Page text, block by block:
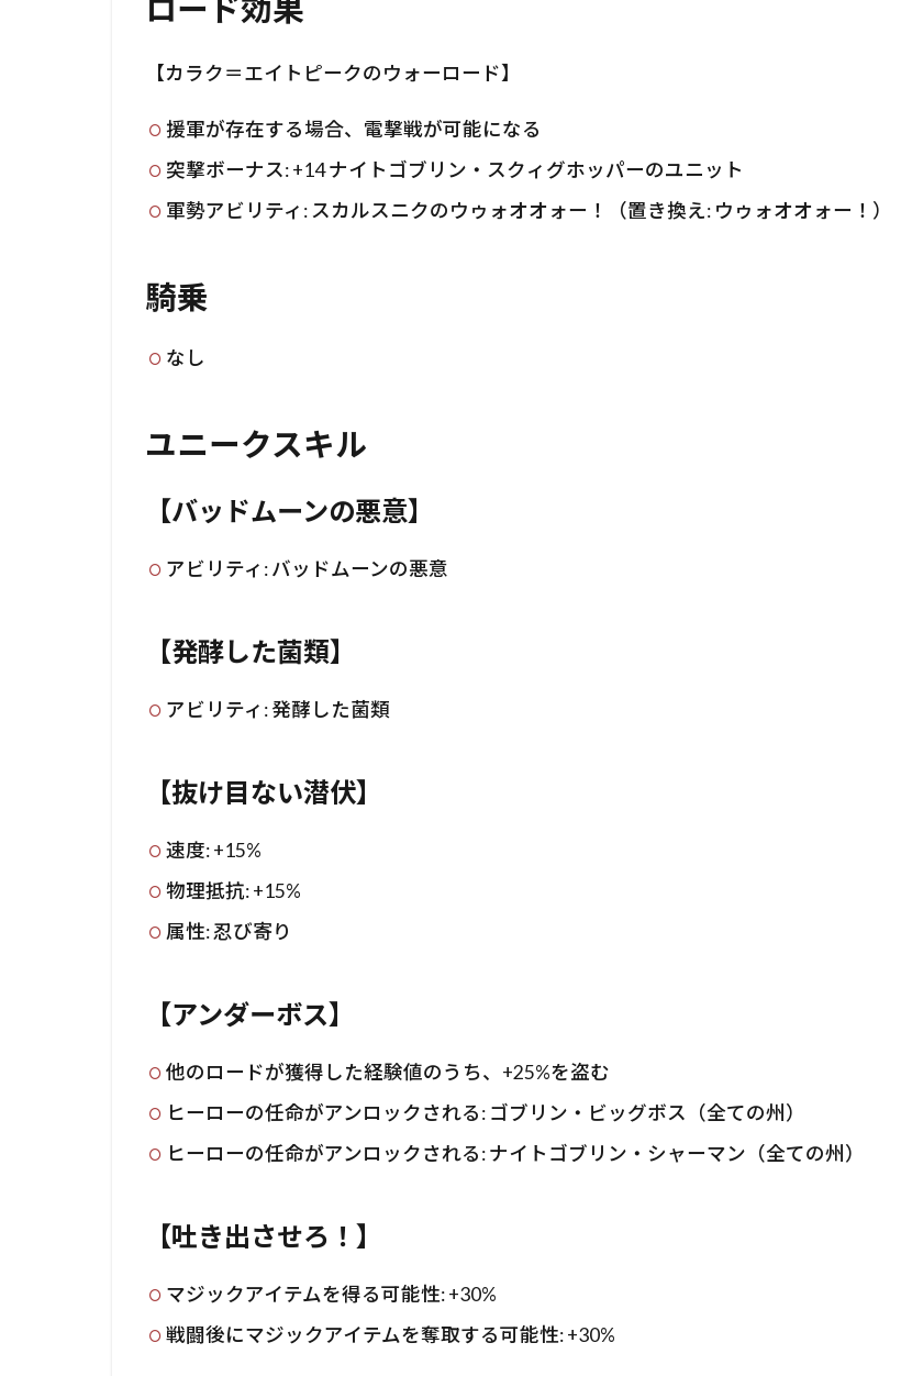
ロード効果
【カラク＝エイトピークのウォーロード】
援軍が存在する場合、電撃戦が可能になる
突撃ボーナス: +14 ナイトゴブリン・スクィグホッパーのユニット
軍勢アビリティ: スカルスニクのウゥォオオォー！（置き換え: ウゥォオオォー！）
騎乗
なし
ユニークスキル
【バッドムーンの悪意】
アビリティ: バッドムーンの悪意
【発酵した菌類】
アビリティ: 発酵した菌類
【抜け目ない潜伏】
速度: +15%
物理抵抗: +15%
属性: 忍び寄り
【アンダーボス】
他のロードが獲得した経験値のうち、+25%を盗む
ヒーローの任命がアンロックされる: ゴブリン・ビッグボス（全ての州）
ヒーローの任命がアンロックされる: ナイトゴブリン・シャーマン（全ての州）
【吐き出させろ！】
マジックアイテムを得る可能性: +30%
戦闘後にマジックアイテムを奪取する可能性: +30%